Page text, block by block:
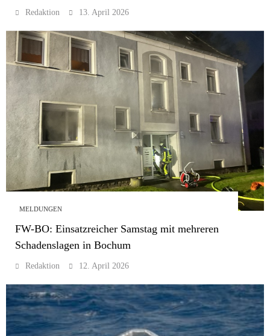
Redaktion 13. April 2026
MELDUNGEN
FW-BO: Einsatzreicher Samstag mit mehreren
Schadenslagen in Bochum
Redaktion 12. April 2026